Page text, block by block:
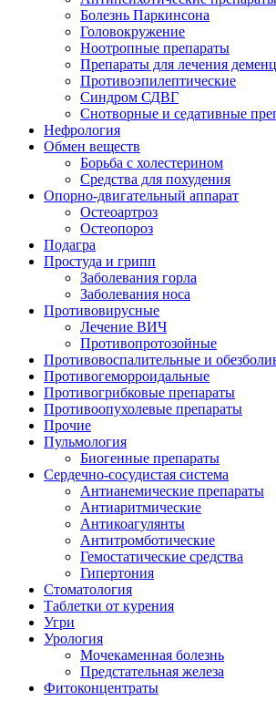
Болезнь Паркинсона
Головокружение
Ноотропные препараты
Препараты для лечения
Противоэпилептические
Синдром СДВГ
Снотворные и седативные
Нефрология
Обмен веществ
Борьба с холестерином
Средства для похудения
Опорно-двигательный аппарат
Остеоартроз
Остеопороз
Подагра
Простуда и грипп
Заболевания горла
Заболевания носа
Противовирусные
Лечение ВИЧ
Противопротозойные
Противовоспалительные и
Противогеморроидальные
Противогрибковые препараты
Противоопухолевые препараты
Прочие
Пульмология
Биогенные препараты
Сердечно-сосудистая система
Антианемические препараты
Антиаритмические
Антикоагулянты
Антитромботические
Гемостатические средства
Гипертония
Стоматология
Таблетки от курения
Угри
Урология
Мочекаменная болезнь
Предстательная железа
Фитоконцентраты